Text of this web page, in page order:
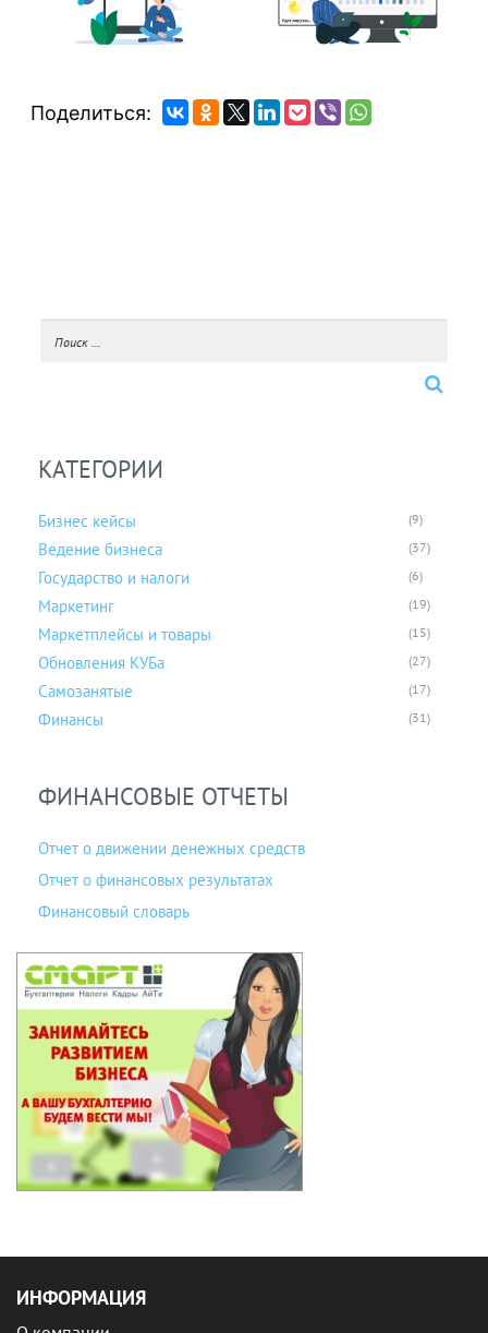
Поделиться:
КАТЕГОРИИ
Бизнес кейсы (9)
Ведение бизнеса (37)
Государство и налоги (6)
Маркетинг (19)
Маркетплейсы и товары (15)
Обновления КУБа (27)
Самозанятые (17)
Финансы (31)
ФИНАНСОВЫЕ ОТЧЕТЫ
Отчет о движении денежных средств
Отчет о финансовых результатах
Финансовый словарь
ИНФОРМАЦИЯ